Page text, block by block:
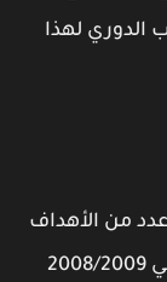
لهذا
2006 / 2007 أحرز ميسي 14 عدد من الأهداف
في 26 مباراه شارك فيها مع الفريق بينما في 2008/2009